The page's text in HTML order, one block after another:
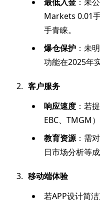
Markets 0.01
手青睐。
爆仓保护 ：未
功能在2025年
客户服务
响应速度 ：若
EBC、TMGM
教育资源：需
日市场分析等成
移动端体验
若APP设计简